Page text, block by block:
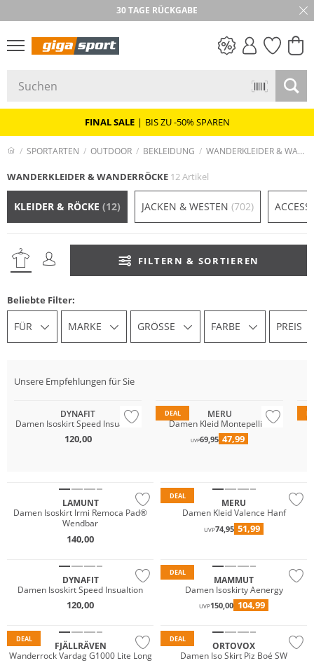
30 TAGE RÜCKGABE
FINAL SALE | BIS ZU -50% SPAREN
SPORTARTEN OUTDOOR BEKLEIDUNG WANDERKLEIDER & WANDERRÖCKE
WANDERKLEIDER & WANDERRÖCKE 12 Artikel
KLEIDER & RÖCKE (12) JACKEN & WESTEN (702)
FILTERN & SORTIEREN
Beliebte Filter:
FÜR MARKE GRÖSSE FARBE PREIS
Unsere Empfehlungen für Sie
Nachhaltig
DYNAFIT
Damen Isoskirt Speed Insualtion
120,00
DEAL
MERU
Damen Kleid Montepellier
UVP69,95 47,99
LAMUNT
Damen Isoskirt Irmi Remoca Pad®
Wendbar
140,00
DEAL
MERU
Damen Kleid Valence Hanf
UVP74,95 51,99
DYNAFIT
Damen Isoskirt Speed Insualtion
120,00
DEAL
MAMMUT
Damen Isoskirty Aenergy
UVP150,00 104,99
DEAL
FJÄLLRÄVEN
Wanderrock Vardag G1000 Lite Long
DEAL
ORTOVOX
Damen Iso Skirt Piz Boé SW